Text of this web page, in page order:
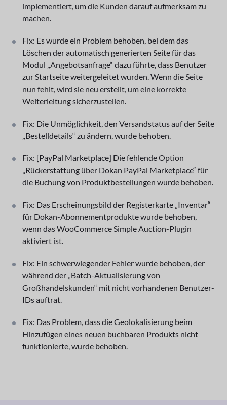
implementiert, um die Kunden darauf aufmerksam zu
machen.
Fix: Es wurde ein Problem behoben, bei dem das
Löschen der automatisch generierten Seite für das
Modul „Angebotsanfrage“ dazu führte, dass Benutzer
zur Startseite weitergeleitet wurden. Wenn die Seite
nun fehlt, wird sie neu erstellt, um eine korrekte
Weiterleitung sicherzustellen.
Fix: Die Unmöglichkeit, den Versandstatus auf der Seite
„Bestelldetails“ zu ändern, wurde behoben.
Fix: [PayPal Marketplace] Die fehlende Option
„Rückerstattung über Dokan PayPal Marketplace“ für
die Buchung von Produktbestellungen wurde behoben.
Fix: Das Erscheinungsbild der Registerkarte „Inventar“
für Dokan-Abonnementprodukte wurde behoben,
wenn das WooCommerce Simple Auction-Plugin
aktiviert ist.
Fix: Ein schwerwiegender Fehler wurde behoben, der
während der „Batch-Aktualisierung von
Großhandelskunden“ mit nicht vorhandenen Benutzer-
IDs auftrat.
Fix: Das Problem, dass die Geolokalisierung beim
Hinzufügen eines neuen buchbaren Produkts nicht
funktionierte, wurde behoben.